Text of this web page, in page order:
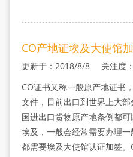
CO产地证埃及大使馆
更新于：2018/8/8 关注度
CO证书又称一般原产地证书
文件，目前出口到世界上大
国进出口货物原产地条例都
埃及，一般会经常需要办理
都需要埃及大使馆认证加签